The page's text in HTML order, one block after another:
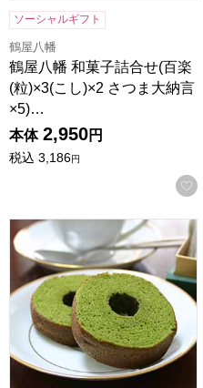
ソーシャルギフト
鶴屋八幡
鶴屋八幡 和菓子詰合せ(百楽
(粒)×3(こし)×2 さつま大納言
×5)…
本体 2,950円
税込 3,186円
京都宇治 茶游堂 抹茶バーム